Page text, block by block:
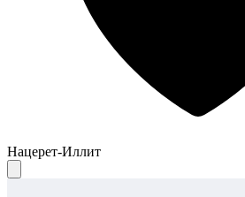
Нацерет-Иллит